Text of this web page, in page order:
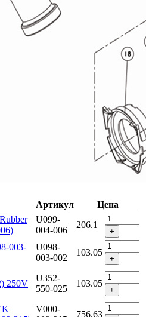
Артикул
Цена
U099-
004-006
206.1
+
003-
U098-
003-002
103.05
+
250V
U352-
550-025
103.05
+
V000-
756.63